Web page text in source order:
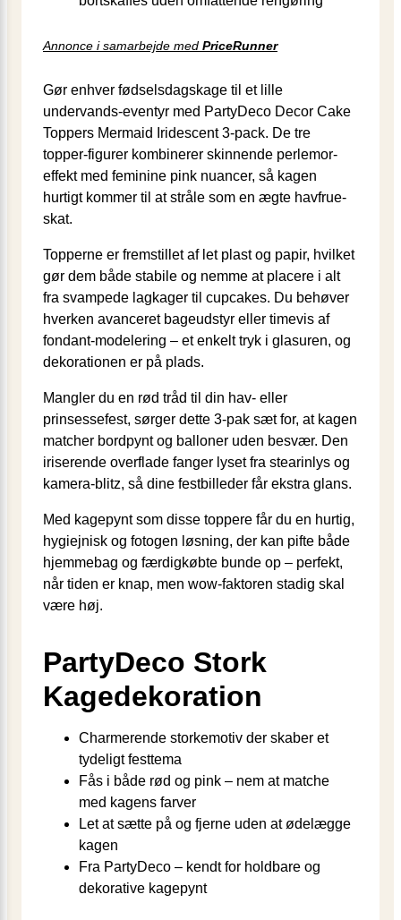
Annonce i samarbejde med PriceRunner
Gør enhver fødselsdagskage til et lille
undervands-eventyr med PartyDeco Decor Cake
Toppers Mermaid Iridescent 3-pack. De tre
topper-figurer kombinerer skinnende perlemor-
effekt med feminine pink nuancer, så kagen
hurtigt kommer til at stråle som en ægte havfrue-
skat.
Topperne er fremstillet af let plast og papir, hvilket
gør dem både stabile og nemme at placere i alt
fra svampede lagkager til cupcakes. Du behøver
hverken avanceret bageudstyr eller timevis af
fondant-modelering – et enkelt tryk i glasuren, og
dekorationen er på plads.
Mangler du en rød tråd til din hav- eller
prinsessefest, sørger dette 3-pak sæt for, at kagen
matcher bordpynt og balloner uden besvær. Den
iriserende overflade fanger lyset fra stearinlys og
kamera-blitz, så dine festbilleder får ekstra glans.
Med kagepynt som disse toppere får du en hurtig,
hygiejnisk og fotogen løsning, der kan pifte både
hjemmebag og færdigkøbte bunde op – perfekt,
når tiden er knap, men wow-faktoren stadig skal
være høj.
PartyDeco Stork
Kagedekoration
Charmerende storkemotiv der skaber et
tydeligt festtema
Fås i både rød og pink – nem at matche
med kagens farver
Let at sætte på og fjerne uden at ødelægge
kagen
Fra PartyDeco – kendt for holdbare og
dekorative kagepynt